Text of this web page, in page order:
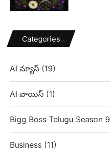
Categories
AI న్యూస్ (19)
AI వాయిస్ (1)
Bigg Boss Telugu Season 9
Business (11)